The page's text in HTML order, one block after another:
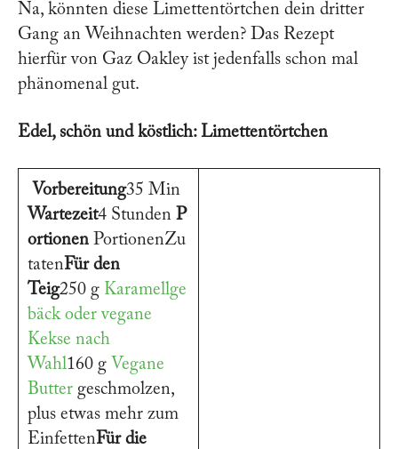
Na, könnten diese Limettentörtchen dein dritter
Gang an Weihnachten werden? Das Rezept
hierfür von Gaz Oakley ist jedenfalls schon mal
phänomenal gut.
Edel, schön und köstlich: Limettentörtchen
Vorbereitung35 Min
Wartezeit4 Stunden P
ortionen PortionenZu
tatenFür den
Teig250 g Karamellge
bäck oder vegane
Kekse nach
Wahl160 g Vegane
Butter geschmolzen,
plus etwas mehr zum
EinfettenFür die